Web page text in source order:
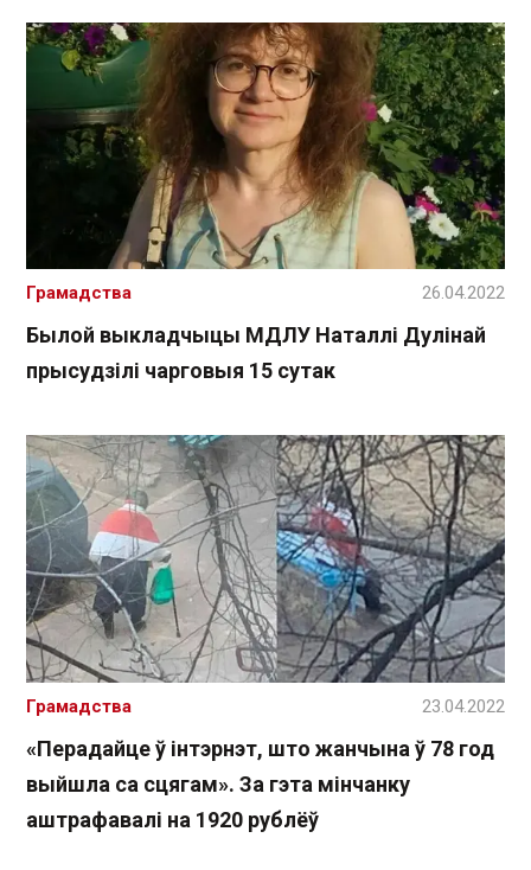
Былой выкладчыцы МДЛУ Наталлі Дулінай
прысудзілі чарговыя 15 сутак
Грамадства 26.04.2022
«Перадайце ў інтэрнэт, што жанчына ў 78 год
выйшла са сцягам». За гэта мінчанку
аштрафавалі на 1920 рублёў
Грамадства 23.04.2022